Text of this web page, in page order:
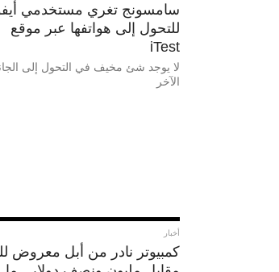
سامسونج تغري مستخدمي
للتحول إلى هواتفها عبر موقع
iTest
لا يوجد شئ مخيف في التحول إلى
الآخر
أخبار
كمبيوتر نادر من أبل معروض